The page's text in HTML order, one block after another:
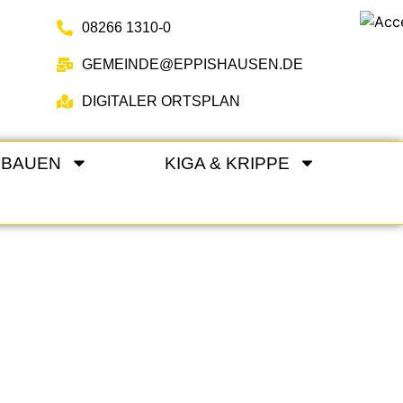
08266 1310-0
GEMEINDE@EPPISHAUSEN.DE
DIGITALER ORTSPLAN
KIGA & KRIPPE